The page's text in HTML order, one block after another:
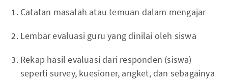
Catatan masalah atau temuan dalam mengajar
Lembar evaluasi guru yang dinilai oleh siswa
Rekap hasil evaluasi dari responden (siswa)
seperti survey, kuesioner, angket, dan sebagainya